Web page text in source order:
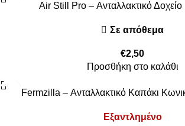
Air Still Pro – Ανταλλακτικό
Σε απόθεμα
€2,50
Προσθήκη στο καλάθι
Fermzilla – Ανταλλακτικό Καπάκι
Εξαντλημένο